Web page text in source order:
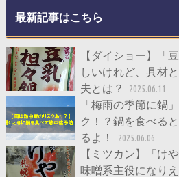
最新記事はこちら
【ダイショー】「
しいけれど、具材
夫とは？
2025.06.11
「梅雨の季節に鍋
ク！？鍋を食べる
るよ！
2025.06.06
【ミツカン】「け
味噌系主役になり